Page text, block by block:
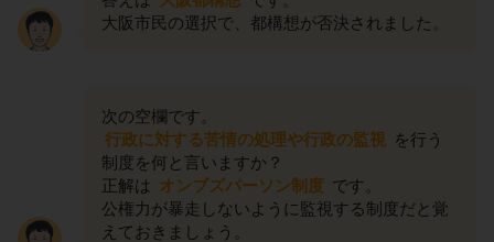
大阪市民の選択で、都構想が否決されました。
次の空欄です。
行政に対する苦情の処理や行政の監視
を行う
制度を何と言いますか？
正解は オンブズパーソン制度 です。
公権力が暴走しないように監視する制度だと覚
えておきましょう。